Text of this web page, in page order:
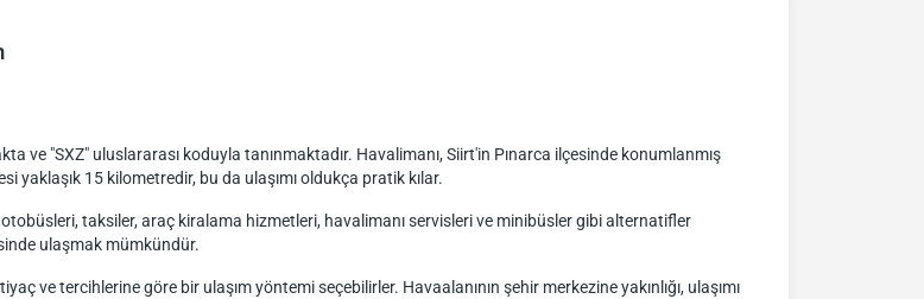
ve "SXZ" uluslararası koduyla tanınmaktadır. Havalimanı, Siirt'in Pınarca ilçesinde konumlanmış
15 kilometredir, bu da ulaşımı oldukça pratik kılar.
taksiler, araç kiralama hizmetleri, havalimanı servisleri ve minibüsler gibi alternatifler
ulaşmak mümkündür.
ve tercihlerine göre bir ulaşım yöntemi seçebilirler. Havaalanının şehir merkezine yakınlığı, ulaşımı